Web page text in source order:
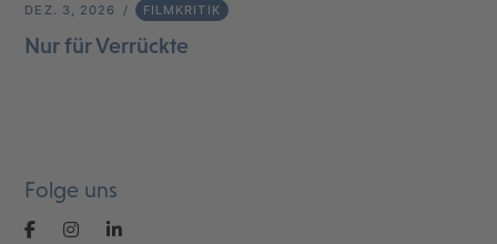
DEZ. 3, 2026 FILMKRITIK
Nur für Verrückte
Folge uns